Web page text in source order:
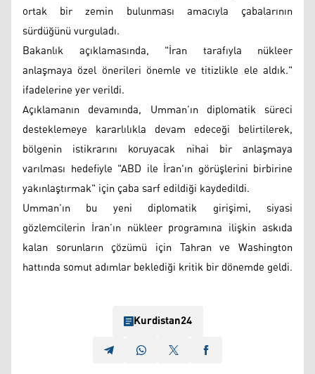
ortak bir zemin bulunması amacıyla çabalarının
sürdüğünü vurguladı.
Bakanlık açıklamasında, "İran tarafıyla nükleer
anlaşmaya özel önerileri önemle ve titizlikle ele aldık."
ifadelerine yer verildi.
Açıklamanın devamında, Umman’ın diplomatik süreci
desteklemeye kararlılıkla devam edeceği belirtilerek,
bölgenin istikrarını koruyacak nihai bir anlaşmaya
varılması hedefiyle "ABD ile İran'ın görüşlerini birbirine
yakınlaştırmak" için çaba sarf edildiği kaydedildi.
Umman’ın bu yeni diplomatik girişimi, siyasi
gözlemcilerin İran’ın nükleer programına ilişkin askıda
kalan sorunların çözümü için Tahran ve Washington
hattında somut adımlar beklediği kritik bir dönemde geldi.
Kurdistan24